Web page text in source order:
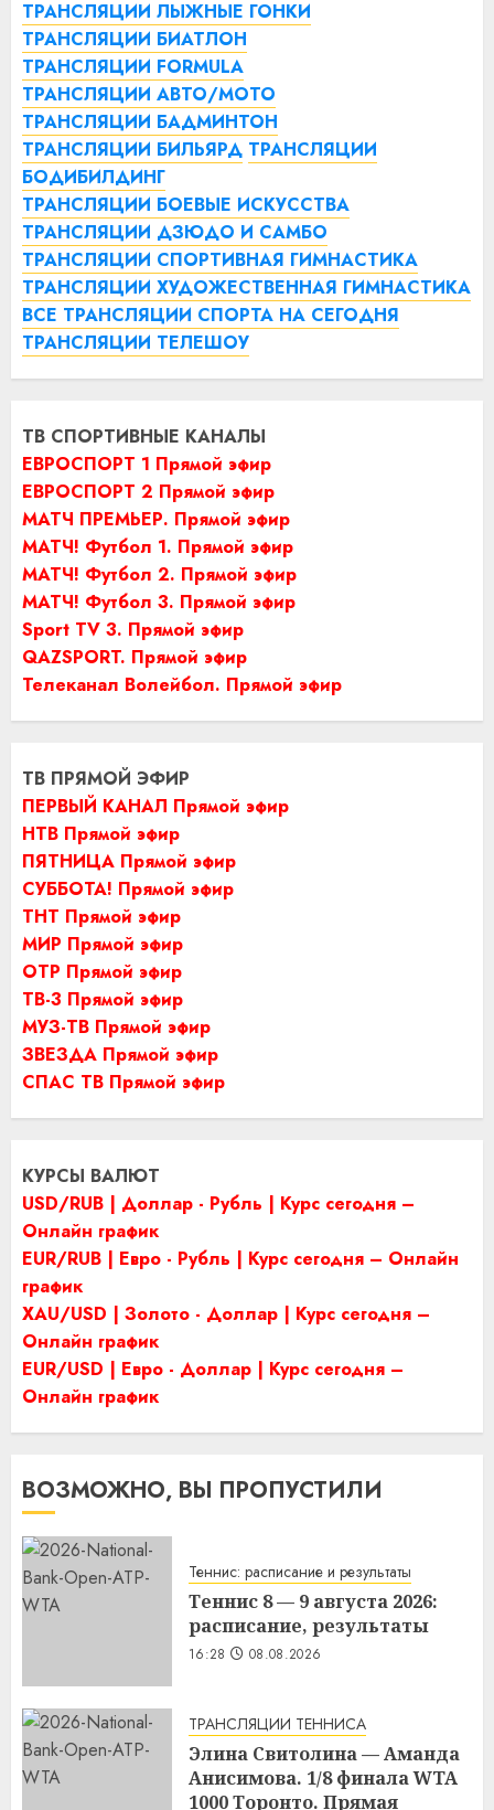
ТРАНСЛЯЦИИ ЛЫЖНЫЕ ГОНКИ
ТРАНСЛЯЦИИ БИАТЛОН
ТРАНСЛЯЦИИ FORMULA
ТРАНСЛЯЦИИ АВТО/МОТО
ТРАНСЛЯЦИИ БАДМИНТОН
ТРАНСЛЯЦИИ БИЛЬЯРД ТРАНСЛЯЦИИ
БОДИБИЛДИНГ
ТРАНСЛЯЦИИ БОЕВЫЕ ИСКУССТВА
ТРАНСЛЯЦИИ ДЗЮДО И САМБО
ТРАНСЛЯЦИИ СПОРТИВНАЯ ГИМНАСТИКА
ТРАНСЛЯЦИИ ХУДОЖЕСТВЕННАЯ ГИМНАСТИКА
ВСЕ ТРАНСЛЯЦИИ СПОРТА НА СЕГОДНЯ
ТРАНСЛЯЦИИ ТЕЛЕШОУ
ТВ СПОРТИВНЫЕ КАНАЛЫ
ЕВРОСПОРТ 1 Прямой эфир
ЕВРОСПОРТ 2 Прямой эфир
МАТЧ ПРЕМЬЕР. Прямой эфир
МАТЧ! Футбол 1. Прямой эфир
МАТЧ! Футбол 2. Прямой эфир
МАТЧ! Футбол 3. Прямой эфир
Sport TV 3. Прямой эфир
QAZSPORT. Прямой эфир
Телеканал Волейбол. Прямой эфир
ТВ ПРЯМОЙ ЭФИР
ПЕРВЫЙ КАНАЛ Прямой эфир
НТВ Прямой эфир
ПЯТНИЦА Прямой эфир
СУББОТА! Прямой эфир
ТНТ Прямой эфир
МИР Прямой эфир
ОТР Прямой эфир
ТВ-3 Прямой эфир
МУЗ-ТВ Прямой эфир
ЗВЕЗДА Прямой эфир
СПАС ТВ Прямой эфир
КУРСЫ ВАЛЮТ
USD/RUB | Доллар - Рубль | Курс сегодня –
Онлайн график
EUR/RUB | Евро - Рубль | Курс сегодня – Онлайн
график
XAU/USD | Золото - Доллар | Курс сегодня –
Онлайн график
EUR/USD | Евро - Доллар | Курс сегодня –
Онлайн график
ВОЗМОЖНО, ВЫ ПРОПУСТИЛИ
Теннис: расписание и результаты
Теннис 8 — 9 августа 2026:
расписание, результаты
16:28 08.08.2026
ТРАНСЛЯЦИИ ТЕННИСА
Элина Свитолина — Аманда
Анисимова. 1/8 финала WTA
1000 Торонто. Прямая